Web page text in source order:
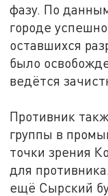
фазу. По
городе
оставшихся
было
ведётся
Противник
группы в
точки зрения
для
ещё Сырский